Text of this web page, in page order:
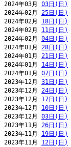
2024年03月 03日(日)
2024年02月 25日(日)
2024年02月 18日(日)
2024年02月 11日(日)
2024年02月 04日(日)
2024年01月 28日(日)
2024年01月 21日(日)
2024年01月 14日(日)
2024年01月 07日(日)
2023年12月 31日(日)
2023年12月 24日(日)
2023年12月 17日(日)
2023年12月 10日(日)
2023年12月 03日(日)
2023年11月 26日(日)
2023年11月 19日(日)
2023年11月 12日(日)